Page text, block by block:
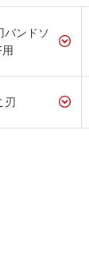
バンドソ
刃